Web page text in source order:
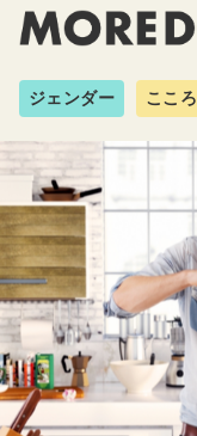
ジェンダー こころ